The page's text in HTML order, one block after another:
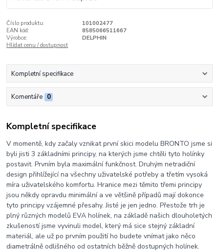
Číslo produktu:
101002477
EAN kód:
8585066511667
Výrobce:
DELPHIN
Hlídat cenu / dostupnost
Kompletní specifikace
Komentáře 0
Kompletní specifikace
V momentě, kdy začaly vznikat první skici modelu BRONTO jsme si
byli jisti 3 základními principy, na kterých jsme chtěli tyto holínky
postavit. Prvním byla maximální funkčnost. Druhým netradiční
design přihlížející na všechny uživatelské potřeby a třetím vysoká
míra uživatelského komfortu. Hranice mezi těmito třemi principy
jsou někdy opravdu minimální a ve většině případů mají dokonce
tyto principy vzájemné přesahy. Jisté je jen jedno. Přestože trh je
plný různých modelů EVA holínek, na základě našich dlouholetých
zkušeností jsme vyvinuli model, který má sice stejný základní
materiál, ale už po prvním použití ho budete vnímat jako něco
diametrálně odlišného od ostatních běžně dostupných holínek.